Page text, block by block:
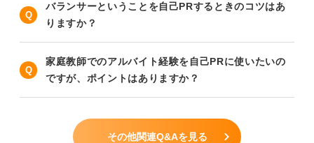
バランサーということを自己PRするときのコツはあ
りますか？
家庭教師でのアルバイト経験を自己PRに使いたいの
ですが、ポイントはありますか？
その他関連Q&Aを見る